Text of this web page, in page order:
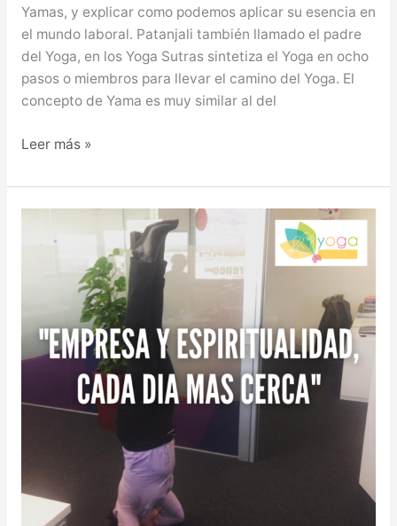
Yamas, y explicar como podemos aplicar su esencia en
el mundo laboral. Patanjali también llamado el padre
del Yoga, en los Yoga Sutras sintetiza el Yoga en ocho
pasos o miembros para llevar el camino del Yoga. El
concepto de Yama es muy similar al del
Leer más »
ESPIRITUALIDAD,
MÁS
CERCA